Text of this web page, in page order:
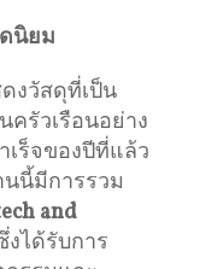
นิยม
งวัสดุที่เป็น
ครัวเรือนอย่าง
ร็จของปีที่แล้ว
นี้มีการรวม
and
งได้รับการ